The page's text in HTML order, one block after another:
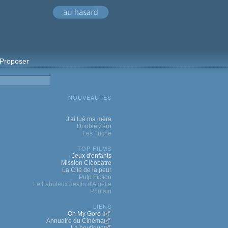
Proposer
NOUVEAUTÉS
J'ai tué ma mère
Double Zéro
Les Tuche
TOP FILMS
Jeux d'enfants
Mission Cléopâtre
La Cité de la peur
Pulp Fiction
Le Fabuleux destin d'Amélie
Poulain
LIENS
Oh My Gore !
Annuaire du Cinéma